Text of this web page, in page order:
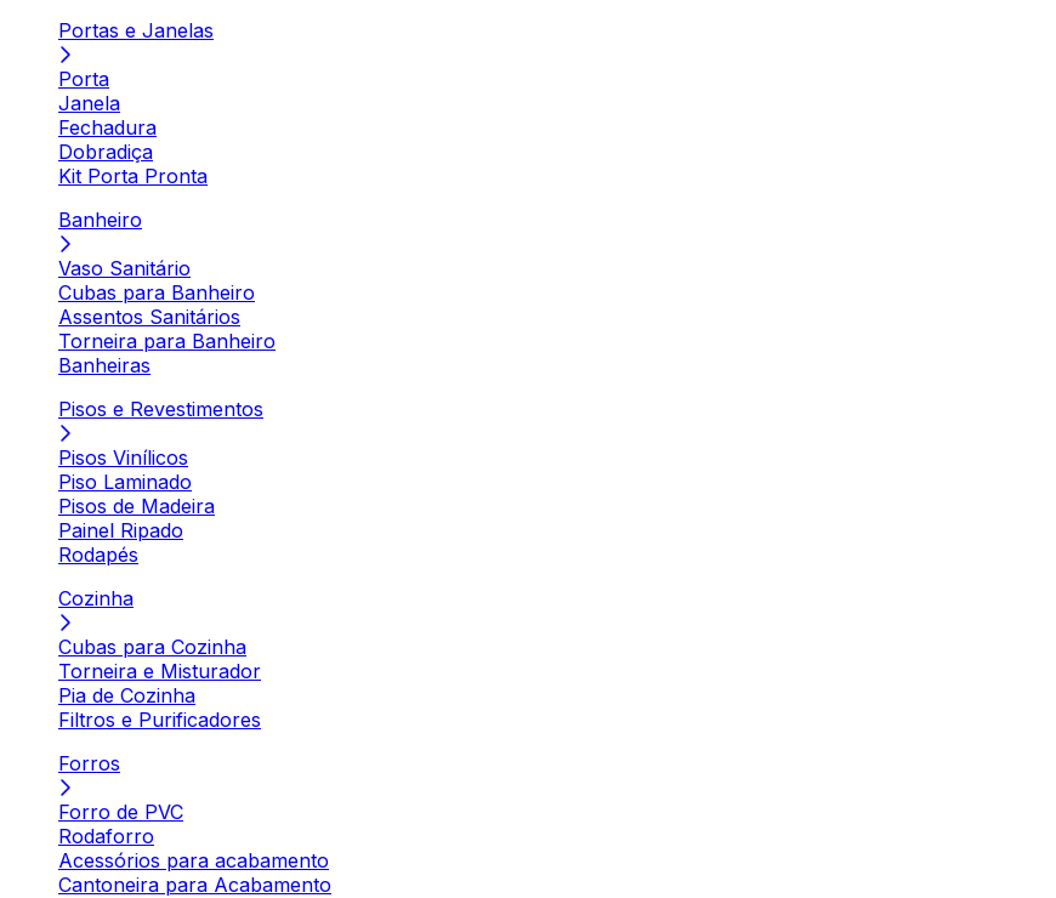
Portas e Janelas
Porta
Janela
Fechadura
Dobradiça
Kit Porta Pronta
Banheiro
Vaso Sanitário
Cubas para Banheiro
Assentos Sanitários
Torneira para Banheiro
Banheiras
Pisos e Revestimentos
Pisos Vinílicos
Piso Laminado
Pisos de Madeira
Painel Ripado
Rodapés
Cozinha
Cubas para Cozinha
Torneira e Misturador
Pia de Cozinha
Filtros e Purificadores
Forros
Forro de PVC
Rodaforro
Acessórios para acabamento
Cantoneira para Acabamento